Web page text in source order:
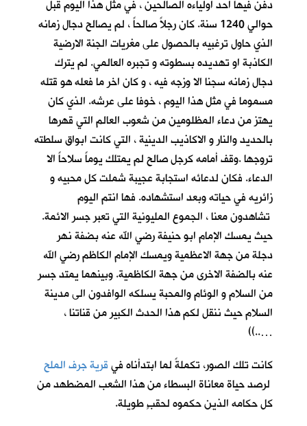
دفن فيها احد اولياءه الصالحين ، في مثل هذا اليوم قبل
حوالي 1240 سنة. كان رجلاً صالحاً ، لم يصالح دجال زمانه
الذي حاول ترغبيه بالحصول على مغريات الجنة الارضية
الكاذبة او تهديده بسطوته و تجبره العالمي. لم يترك
دجال زمانه سجنا الا وزجه فيه ، و كان اخر ما فعله هو قتله
مسموما في مثل هذا اليوم ، خوفا على عرشه. الذي كان
يهتز من دعاء المظلومين من شعوب العالم التي قهرها
بالحديد والنار و الاكاذيب الدينية ، التي كانت ابواق سلطته
تروجها .وقف أمامه كرجل صالح لم يمتلك يوماً سلاحاً الا
الدعاء. فكان لدعائه استجابة عجيبة شملت كل محبيه و
زائريه في حياته وبعد استشهاده. فها انتم اليوم
تشاهدون معنا ، الجموع المليونية التي تعبر جسر الائمة.
حيث يمسك الإمام ابو حنيفة رضي الله عنه بضفة نهر
دجلة من جهة الاعظمية ويمسك الإمام الكاظم رضي الله
عنه بالضفة الاخرى من جهة الكاظمية. وبينهما يمتد جسر
من السلام و الوئام والمحبة يسلكه الوافدون الى مدينة
السلام حيث ننقل لكم هذا الحدث الكبير من قناتنا ،
…..))
كانت تلك الصور، تكملةً لما ابتدأناه فيقرية جرف الملح
لرصد حياة معاناة البسطاء من هذا الشعب المضطهد من
كل حكامه الذين حكموه لحقبٍ طويلة.